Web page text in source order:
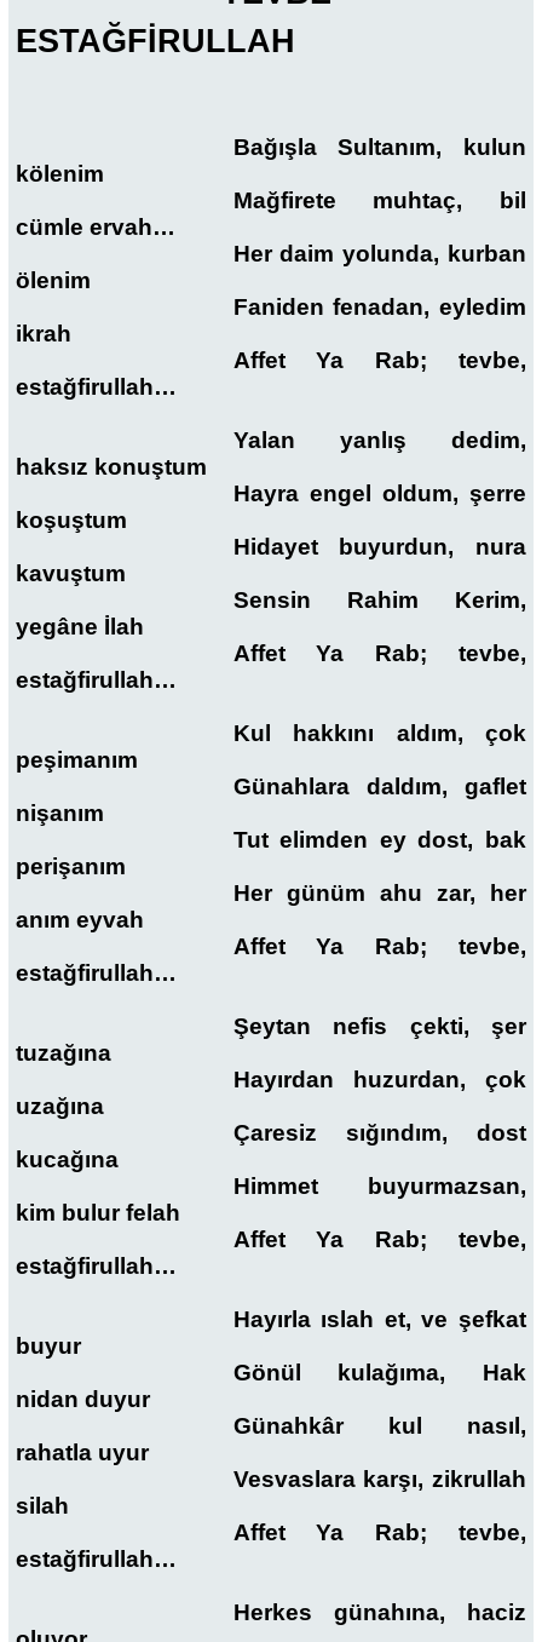
ESTAĞFİRULLAH
Bağışla Sultanım, kulun
kölenim
Mağfirete muhtaç, bil
cümle ervah…
Her daim yolunda, kurban
ölenim
Faniden fenadan, eyledim
ikrah
Affet Ya Rab; tevbe,
estağfirullah…
Yalan yanlış dedim,
haksız konuştum
Hayra engel oldum, şerre
koşuştum
Hidayet buyurdun, nura
kavuştum
Sensin Rahim Kerim,
yegâne İlah
Affet Ya Rab; tevbe,
estağfirullah…
Kul hakkını aldım, çok
peşimanım
Günahlara daldım, gaflet
nişanım
Tut elimden ey dost, bak
perişanım
Her günüm ahu zar, her
anım eyvah
Affet Ya Rab; tevbe,
estağfirullah…
Şeytan nefis çekti, şer
tuzağına
Hayırdan huzurdan, çok
uzağına
Çaresiz sığındım, dost
kucağına
Himmet buyurmazsan,
kim bulur felah
Affet Ya Rab; tevbe,
estağfirullah…
Hayırla ıslah et, ve şefkat
buyur
Gönül kulağıma, Hak
nidan duyur
Günahkâr kul nasıl,
rahatla uyur
Vesvaslara karşı, zikrullah
silah
Affet Ya Rab; tevbe,
estağfirullah…
Herkes günahına, haciz